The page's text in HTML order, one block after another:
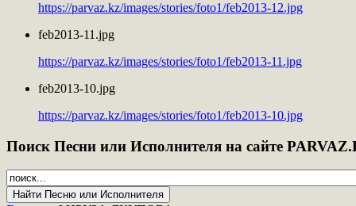
https://parvaz.kz/images/stories/foto1/feb2013-12.jpg
feb2013-11.jpg
https://parvaz.kz/images/stories/foto1/feb2013-11.jpg
feb2013-10.jpg
https://parvaz.kz/images/stories/foto1/feb2013-10.jpg
Поиск Песни или Исполнителя на сайте